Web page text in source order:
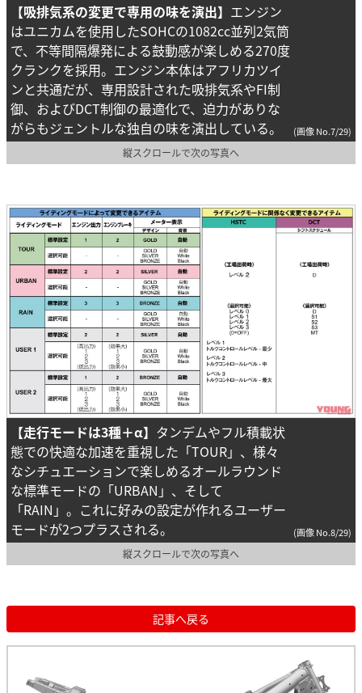
【吸排気系の変更で専用の味を演出】 エンジン
はユニカムを使用したSOHCの1082cc並列2気筒
で、不等間隔爆発による鼓動感が楽しめる270度
クランクを採用。エンジン本体はアフリカツイ
ンと共通だが、専用設計された吸排気系やFI制
御、およびDCT制御の最適化で、迫力がありな
がらもジェントルな独自の味を演出している。
(画像 No.7/29)
縦スクロールで次の写真へ
【走行モードは3種＋α】 タンデムやフル積載状
態での快適な加速を重視した「TOUR」、様々
なシチュエーションで楽しめるオールラウンド
な標準モードの「URBAN」、そして
「RAIN」。これに好みの設定が作れるユーザー
モードが2つプラスされる。
(画像 No.8/29)
縦スクロールで次の写真へ
記事へ戻る